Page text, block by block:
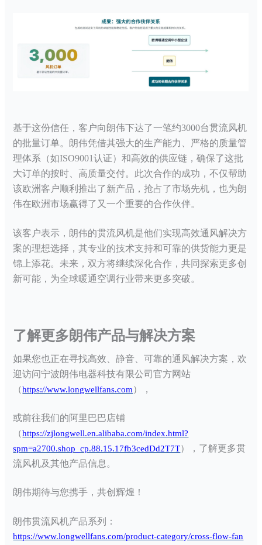
基于这份信任，客户向朗伟下达了一笔约3000台贯流风机
的批量订单。朗伟凭借其强大的生产能力、严格的质量管
理体系（如ISO9001认证）和高效的供应链，确保了这批
大订单的按时、高质量交付。此次合作的成功，不仅帮助
该欧洲客户顺利推出了新产品，抢占了市场先机，也为朗
伟在欧洲市场赢得了又一个重要的合作伙伴。
该客户表示，朗伟的贯流风机是他们实现高效通风解决方
案的理想选择，其专业的技术支持和可靠的供货能力更是
锦上添花。未来，双方将继续深化合作，共同探索更多创
新可能，为全球暖通空调行业带来更多突破。
了解更多朗伟产品与解决方案
如果您也正在寻找高效、静音、可靠的通风解决方案，欢
迎访问宁波朗伟电器科技有限公司官方网站
（https://www.longwellfans.com），
或前往我们的阿里巴巴店铺
（https://zjlongwell.en.alibaba.com/index.html?
spm=a2700.shop_cp.88.15.17fb3cedDd2T7T） ，了解更多贯
流风机及其他产品信息。
朗伟期待与您携手，共创辉煌！
朗伟贯流风机产品系列：
https://www.longwellfans.com/product-category/cross-flow-fan